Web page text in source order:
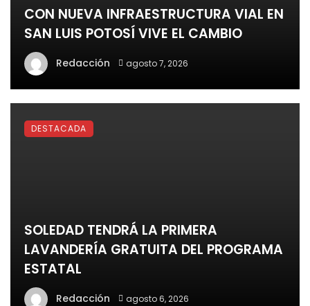
CON NUEVA INFRAESTRUCTURA VIAL EN
SAN LUIS POTOSÍ VIVE EL CAMBIO
Redacción agosto 7, 2026
SOLEDAD TENDRÁ LA PRIMERA
LAVANDERÍA GRATUITA DEL PROGRAMA
ESTATAL
Redacción agosto 6, 2026
DESTACADA